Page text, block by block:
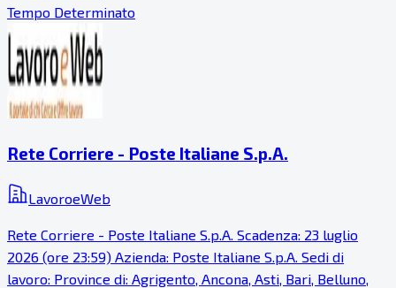
Tempo Determinato
Rete Corriere - Poste Italiane S.p.A.
LavoroeWeb
Rete Corriere - Poste Italiane S.p.A. Scadenza: 23 luglio
2026 (ore 23:59) Azienda: Poste Italiane S.p.A. Sedi di
lavoro: Province di: Agrigento, Ancona, Asti, Bari, Belluno,